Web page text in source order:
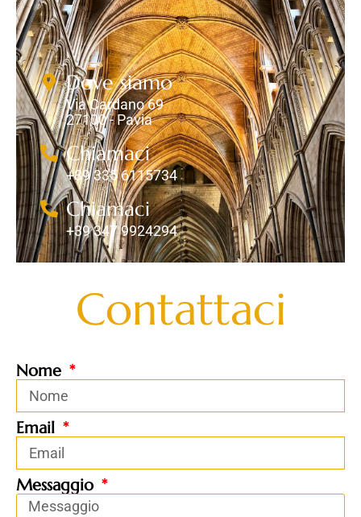
Dove siamo
Via Cardano 69
27100 - Pavia
Chiamaci
+39 335 6115734
Chiamaci
+39 347 9924294
Contattaci
Nome
Email
Messaggio